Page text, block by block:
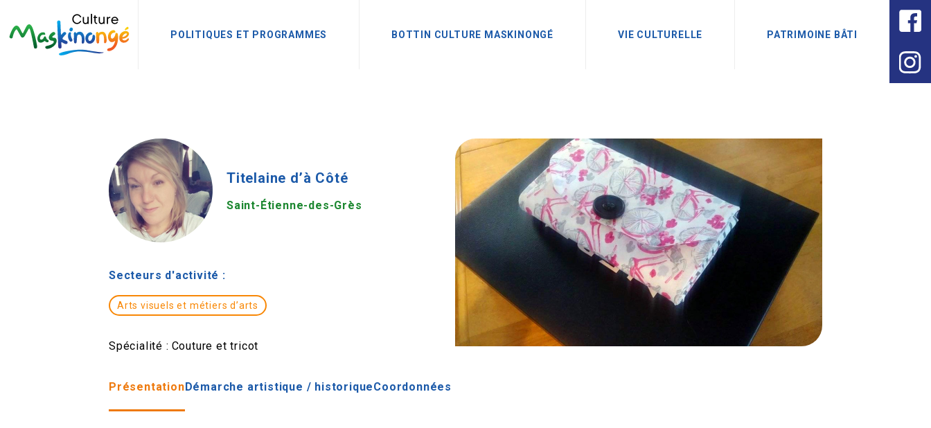
POLITIQUES ET PROGRAMMES BOTTIN CULTURE MASKINONGÉ VIE CULTURELLE PATRIMOINE BÂTI
Titelaine d’à Côté
Saint-Étienne-des-Grès
Secteurs d'activité :
Arts visuels et métiers d’arts
Spécialité : Couture et tricot
PrésentationDémarche artistique / historiqueCoordonnées